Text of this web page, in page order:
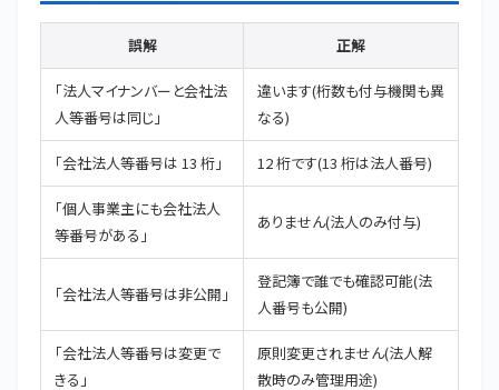
誤解 正解
「法人マイナンバーと会社法
人等番号は同じ」
違います(桁数も付与機関も異
なる)
「会社法人等番号は 13 桁」 12 桁です(13 桁は法人番号)
「個人事業主にも会社法人
等番号がある」
ありません(法人のみ付与)
「会社法人等番号は非公開」
登記簿で誰でも確認可能(法
人番号も公開)
「会社法人等番号は変更で
きる」
原則変更されません(法人解
散時のみ管理用途)